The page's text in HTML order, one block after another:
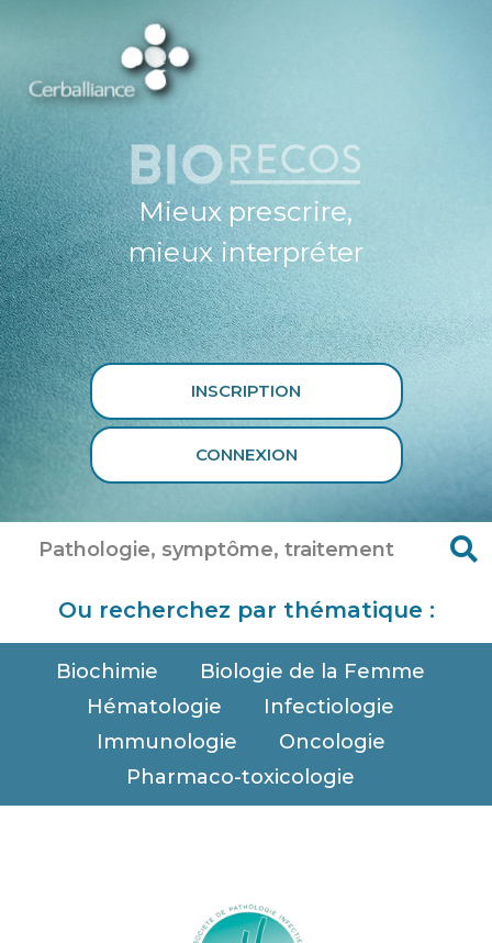
Mieux prescrire,
mieux interpréter
INSCRIPTION
CONNEXION
Ou recherchez par thématique :
Biochimie
Biologie de la Femme
Hématologie
Infectiologie
Immunologie
Oncologie
Pharmaco-toxicologie